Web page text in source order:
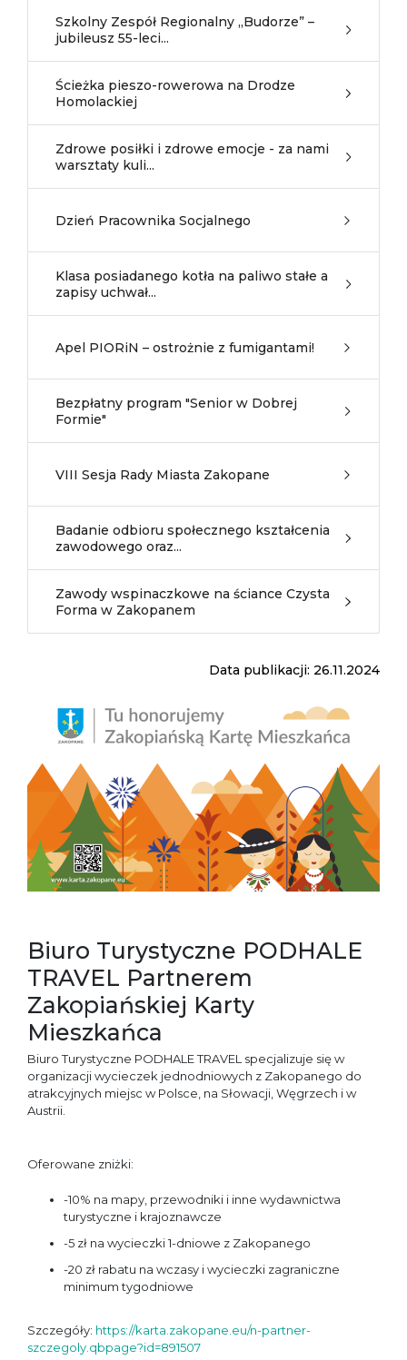
Szkolny Zespół Regionalny „Budorze” –
jubileusz 55-leci...
Ścieżka pieszo-rowerowa na Drodze
Homolackiej
Zdrowe posiłki i zdrowe emocje - za nami
warsztaty kuli...
Dzień Pracownika Socjalnego
Klasa posiadanego kotła na paliwo stałe a
zapisy uchwał...
Apel PIORiN – ostrożnie z fumigantami!
Bezpłatny program "Senior w Dobrej
Formie"
VIII Sesja Rady Miasta Zakopane
Badanie odbioru społecznego kształcenia
zawodowego oraz...
Zawody wspinaczkowe na ściance Czysta
Forma w Zakopanem
Data publikacji: 26.11.2024
Biuro Turystyczne PODHALE
TRAVEL Partnerem
Zakopiańskiej Karty
Mieszkańca
Biuro Turystyczne PODHALE TRAVEL specjalizuje się w
organizacji wycieczek jednodniowych z Zakopanego do
atrakcyjnych miejsc w Polsce, na Słowacji, Węgrzech i w
Austrii.
Oferowane zniżki:
-10% na mapy, przewodniki i inne wydawnictwa
turystyczne i krajoznawcze
-5 zł na wycieczki 1-dniowe z Zakopanego
-20 zł rabatu na wczasy i wycieczki zagraniczne
minimum tygodniowe
Szczegóły: https://karta.zakopane.eu/n-partner-
szczegoly.qbpage?id=891507